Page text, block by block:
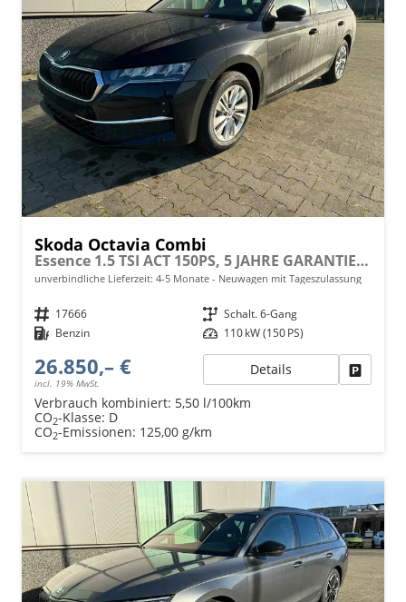
Skoda Octavia Combi
Essence 1.5 TSI ACT 150PS, 5 JAHRE GARANTIE, Climatronic, Parksensoren hinten, Sitzheizung, LED-Scheinwerfer, Radio 10" + Wireless Smartlink, Tempomat, Lederlenkrad, Dachreling
unverbindliche Lieferzeit: 4-5 Monate Neuwagen mit Tageszulassung
Fahrzeugnr. 17666 Getriebe Schalt. 6-Gang
Kraftstoff Benzin Leistung 110 kW (150 PS)
26.850,– €
incl. 19% MwSt.
Details
Verbrauch kombiniert: 5,50 l/100km
CO2-Klasse: D
CO2-Emissionen: 125,00 g/km